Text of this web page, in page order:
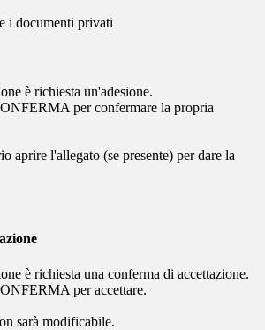
i documenti privati
è richiesta un'adesione.
per confermare la propria
aprire l'allegato (se presente) per dare la
è richiesta una conferma di accettazione.
per accettare.
sarà modificabile.